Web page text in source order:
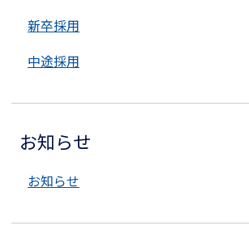
新卒採用
中途採用
お知らせ
お知らせ